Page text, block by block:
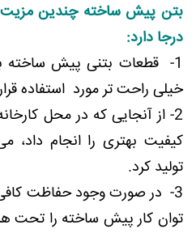
بتن پیش ساخته چندین
درجا دارد:
1- قطعات بتنی پیش ساخته
خیلی راحت تر مورد استفاده
2- از آنجایی که در محل
کیفیت بهتری را انجام داد،
تولید کرد.
3- در صورت وجود حفاظت
توان کار پیش ساخته را تحت